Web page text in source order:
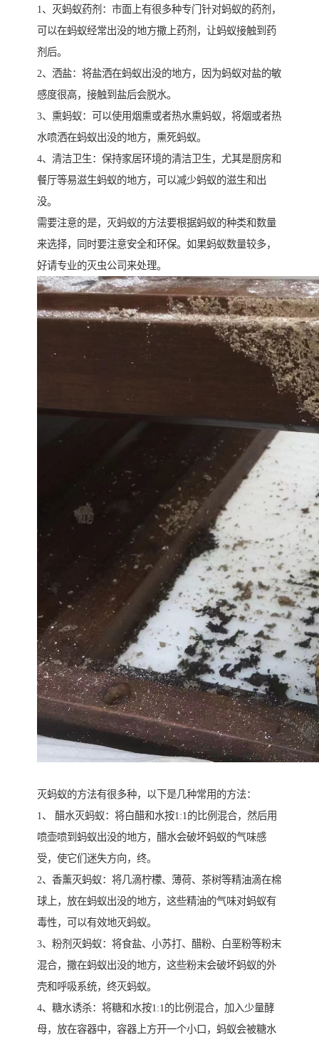
1、灭蚂蚁药剂：市面上有很多种专门针对蚂蚁的药剂，
可以在蚂蚁经常出没的地方撒上药剂，让蚂蚁接触到药
剂后。
2、洒盐：将盐洒在蚂蚁出没的地方，因为蚂蚁对盐的敏
感度很高，接触到盐后会脱水。
3、熏蚂蚁：可以使用烟熏或者热水熏蚂蚁，将烟或者热
水喷洒在蚂蚁出没的地方，熏死蚂蚁。
4、清洁卫生：保持家居环境的清洁卫生，尤其是厨房和
餐厅等易滋生蚂蚁的地方，可以减少蚂蚁的滋生和出
没。
需要注意的是，灭蚂蚁的方法要根据蚂蚁的种类和数量
来选择，同时要注意安全和环保。如果蚂蚁数量较多，
好请专业的灭虫公司来处理。
灭蚂蚁的方法有很多种，以下是几种常用的方法：
1、 醋水灭蚂蚁：将白醋和水按1:1的比例混合，然后用
喷壶喷到蚂蚁出没的地方，醋水会破坏蚂蚁的气味感
受，使它们迷失方向，终。
2、香薰灭蚂蚁：将几滴柠檬、薄荷、茶树等精油滴在棉
球上，放在蚂蚁出没的地方，这些精油的气味对蚂蚁有
毒性，可以有效地灭蚂蚁。
3、粉剂灭蚂蚁：将食盐、小苏打、醋粉、白垩粉等粉末
混合，撒在蚂蚁出没的地方，这些粉末会破坏蚂蚁的外
壳和呼吸系统，终灭蚂蚁。
4、糖水诱杀：将糖和水按1:1的比例混合，加入少量酵
母，放在容器中，容器上方开一个小口，蚂蚁会被糖水